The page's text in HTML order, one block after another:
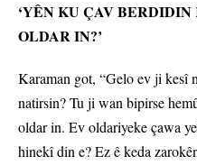
‘YÊN KU ÇAV
OLDAR IN?’
Karaman got, “Gelo ev ji kesî
natirsin? Tu ji wan bipirse
oldar in. Ev oldariyeke çawa
hinekî din e? Ez ê keda